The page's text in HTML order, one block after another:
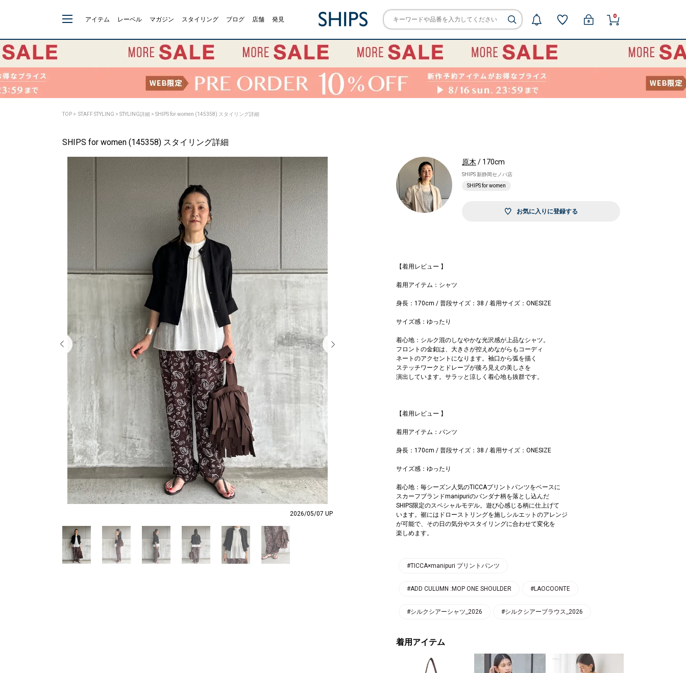
アイテム レーベル マガジン スタイリング ブログ 店舗 発見 0
TOP > STAFF STYLING > STYLING詳細 > SHIPS for women (145358) スタイリング詳細
SHIPS for women (145358) スタイリング詳細
2026/05/07 UP
原木 / 170cm
SHIPS 新静岡セノバ店
SHIPS for women
お気に入りに登録する
【着用レビュー 】
着用アイテム：シャツ
身長：170cm / 普段サイズ：38 / 着用サイズ：ONESIZE
サイズ感：ゆったり
着心地：シルク混のしなやかな光沢感が上品なシャツ。
フロントの金釦は、大きさが控えめながらもコーディ
ネートのアクセントになります。袖口から弧を描く
ステッチワークとドレープが後ろ見えの美しさを
演出しています。サラッと涼しく着心地も抜群です。
【着用レビュー 】
着用アイテム：パンツ
身長：170cm / 普段サイズ：38 / 着用サイズ：ONESIZE
サイズ感：ゆったり
着心地：毎シーズン人気のTICCAプリントパンツをベースに
スカーフブランドmanipuriのバンダナ柄を落とし込んだ
SHIPS限定のスペシャルモデル。遊び心感じる柄に仕上げて
います。裾にはドローストリングを施しシルエットのアレンジ
が可能で、その日の気分やスタイリングに合わせて変化を
楽しめます。
#TICCA×manipuri プリントパンツ
#ADD CULUMN :MOP ONE SHOULDER #LAOCOONTE
#シルクシアーシャツ_2026 #シルクシアーブラウス_2026
着用アイテム